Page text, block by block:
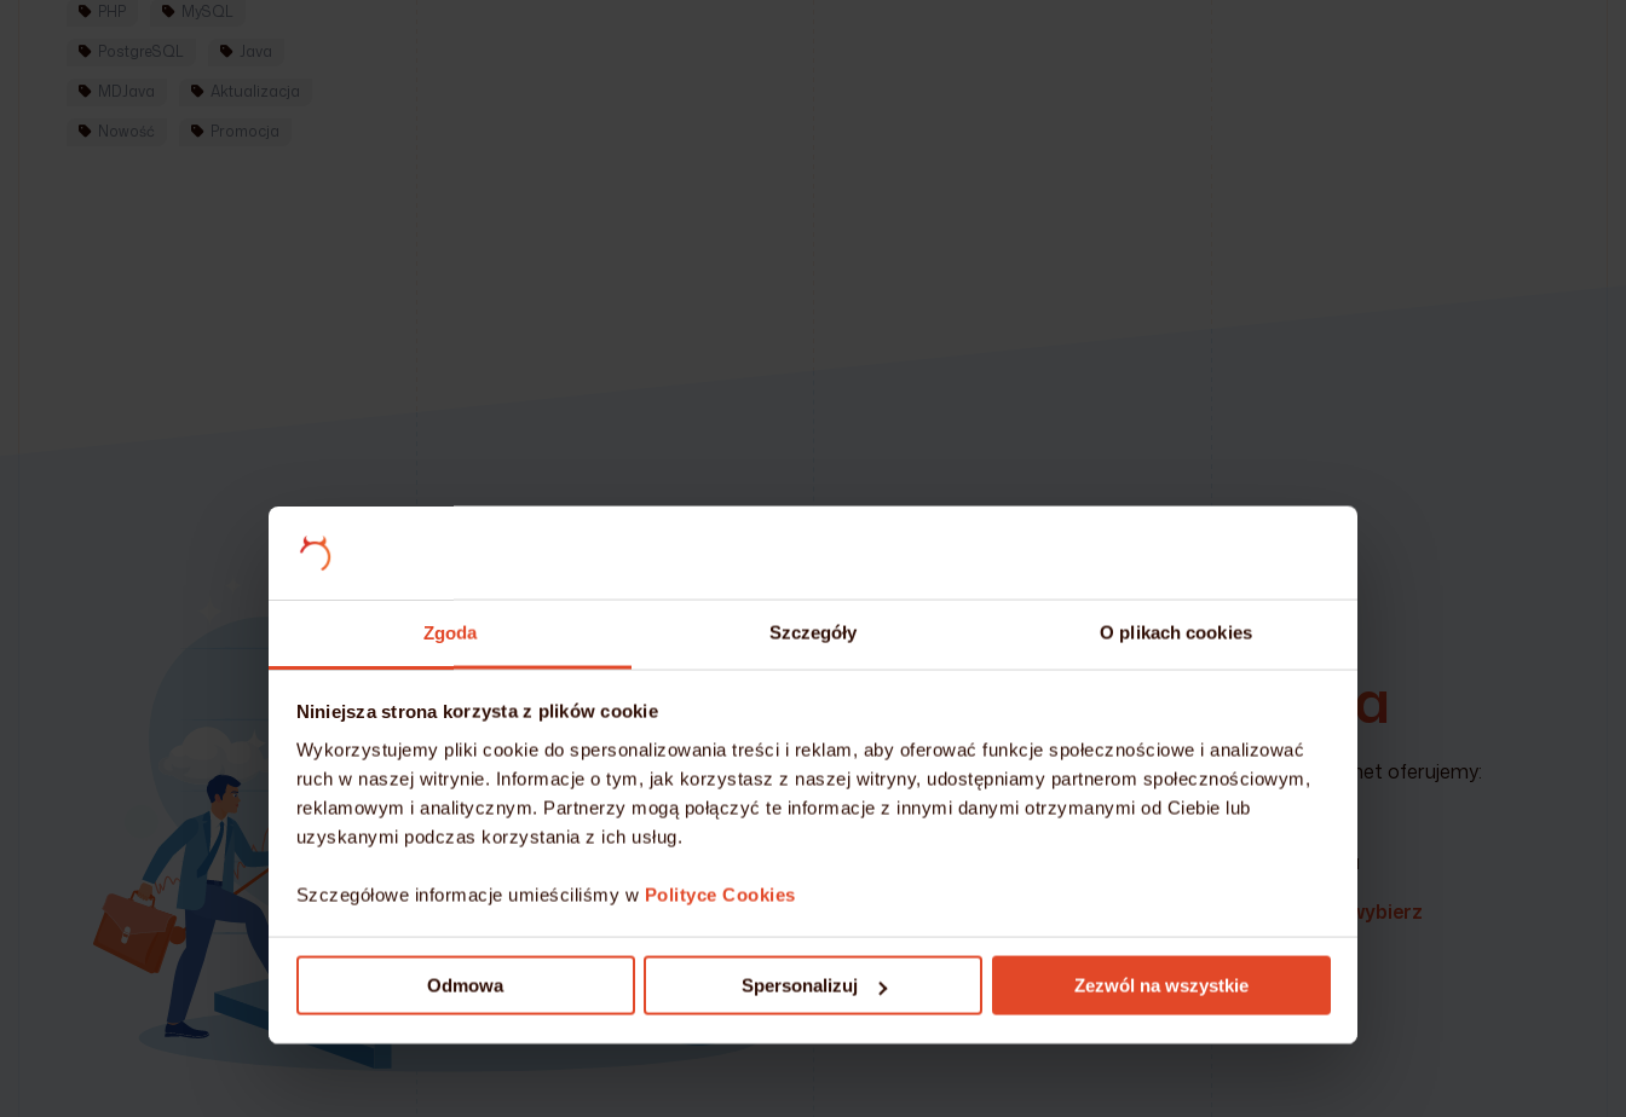
Zgoda Szczegóły O plikach cookies
Niniejsza strona korzysta z plików cookie
Wykorzystujemy pliki cookie do spersonalizowania treści i reklam, aby oferować funkcje społecznościowe i analizować
ruch w naszej witrynie. Informacje o tym, jak korzystasz z naszej witryny, udostępniamy partnerom społecznościowym,
reklamowym i analitycznym. Partnerzy mogą połączyć te informacje z innymi danymi otrzymanymi od Ciebie lub
uzyskanymi podczas korzystania z ich usług.
Szczegółowe informacje umieściliśmy w Polityce Cookies
Odmowa Spersonalizuj Zezwól na wszystkie
PHP
MySQL
PostgreSQL
Java
MDJava
Aktualizacja
Nowość
Promocja
Zaoszczędź czas i pieniądze!
migracja
Przy zakupie rocznego planu hostingowego na mydevil.net oferujemy:
Migrację stron i poczty – całkowicie bezpłatnie
Gwarancję bezpieczeństwa i ciągłości działania
wybierz
mydevil.net!
DOWIEDZ SIĘ WIĘCEJ